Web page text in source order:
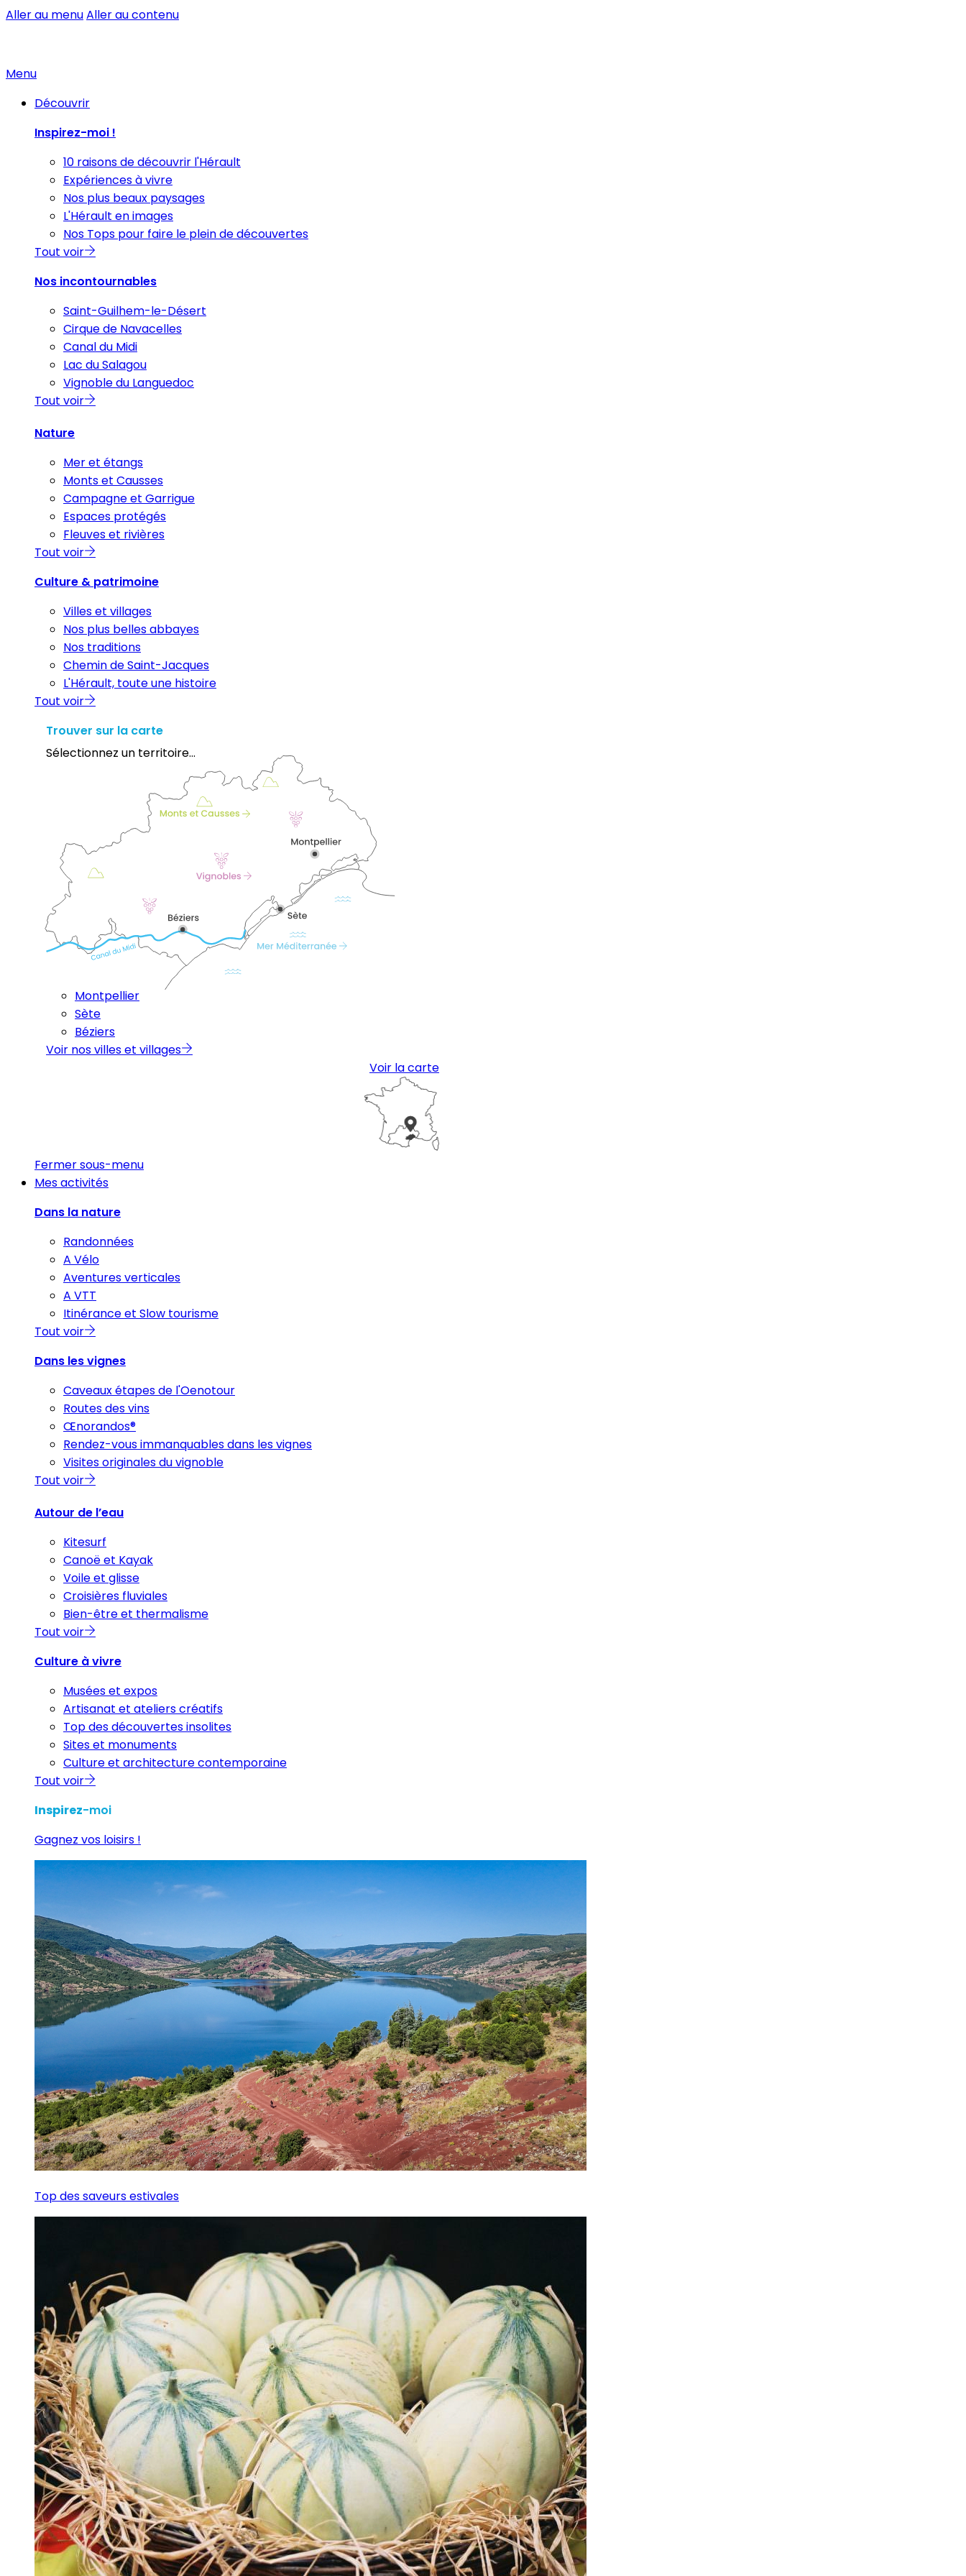
Aller au menuAller au contenu
Menu
Découvrir
Inspirez-moi !
10 raisons de découvrir l'Hérault
Expériences à vivre
Nos plus beaux paysages
L'Hérault en images
Nos Tops pour faire le plein de découvertes
Tout voir
Nos incontournables
Saint-Guilhem-le-Désert
Cirque de Navacelles
Canal du Midi
Lac du Salagou
Vignoble du Languedoc
Tout voir
Nature
Mer et étangs
Monts et Causses
Campagne et Garrigue
Espaces protégés
Fleuves et rivières
Tout voir
Culture & patrimoine
Villes et villages
Nos plus belles abbayes
Nos traditions
Chemin de Saint-Jacques
L'Hérault, toute une histoire
Tout voir
Trouver sur la carte
Sélectionnez un territoire...
Montpellier
Sète
Béziers
Voir nos villes et villages
Voir la carte
Fermer sous-menu
Mes activités
Dans la nature
Randonnées
A Vélo
Aventures verticales
A VTT
Itinérance et Slow tourisme
Tout voir
Dans les vignes
Caveaux étapes de l'Oenotour
Routes des vins
Œnorandos®
Rendez-vous immanquables dans les vignes
Visites originales du vignoble
Tout voir
Autour de l’eau
Kitesurf
Canoë et Kayak
Voile et glisse
Croisières fluviales
Bien-être et thermalisme
Tout voir
Culture à vivre
Musées et expos
Artisanat et ateliers créatifs
Top des découvertes insolites
Sites et monuments
Culture et architecture contemporaine
Tout voir
Inspirez-moi
Gagnez vos loisirs !
Top des saveurs estivales